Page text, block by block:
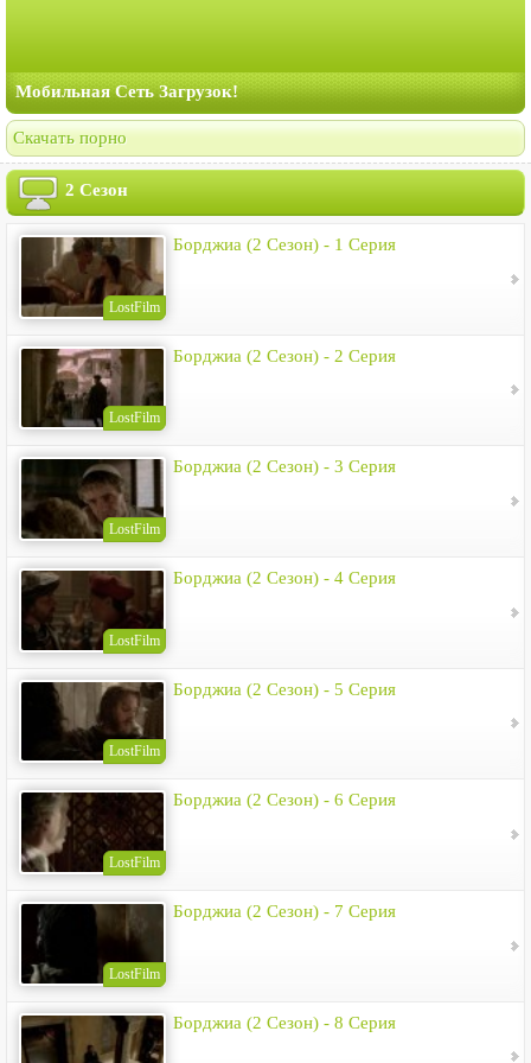
Мобильная Сеть Загрузок!
Скачать порно
2 Сезон
LostFilm
Борджиа (2 Сезон) - 1 Серия
LostFilm
Борджиа (2 Сезон) - 2 Серия
LostFilm
Борджиа (2 Сезон) - 3 Серия
LostFilm
Борджиа (2 Сезон) - 4 Серия
LostFilm
Борджиа (2 Сезон) - 5 Серия
LostFilm
Борджиа (2 Сезон) - 6 Серия
LostFilm
Борджиа (2 Сезон) - 7 Серия
Борджиа (2 Сезон) - 8 Серия